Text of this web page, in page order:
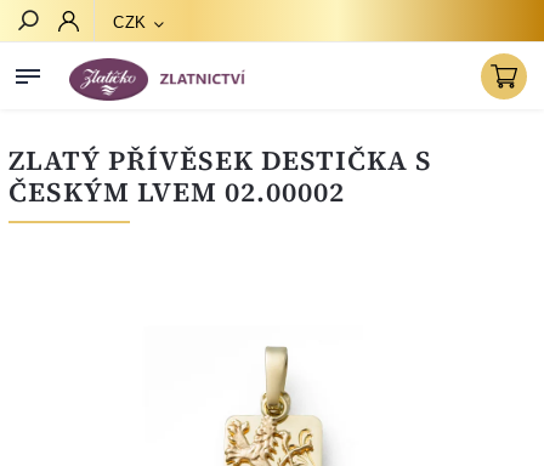
CZK
ZLATÝ PŘÍVĚSEK DESTIČKA S
ČESKÝM LVEM 02.00002